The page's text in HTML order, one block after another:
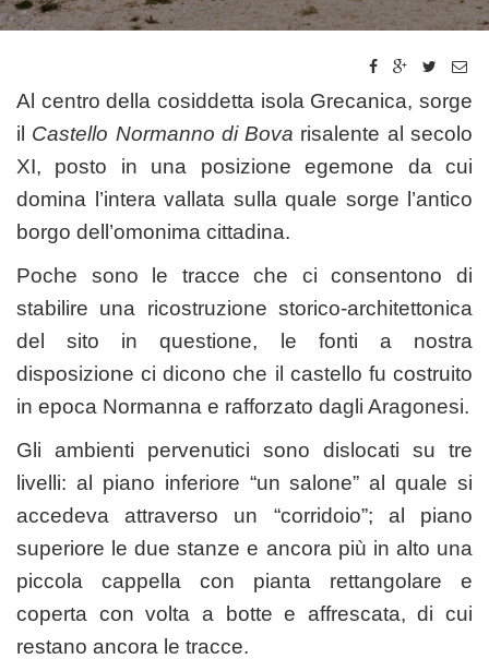
Al centro della cosiddetta isola Grecanica, sorge
il Castello Normanno di Bova risalente al secolo
XI, posto in una posizione egemone da cui
domina l’intera vallata sulla quale sorge l’antico
borgo dell’omonima cittadina.
Poche sono le tracce che ci consentono di
stabilire una ricostruzione storico-architettonica
del sito in questione, le fonti a nostra
disposizione ci dicono che il castello fu costruito
in epoca Normanna e rafforzato dagli Aragonesi.
Gli ambienti pervenutici sono dislocati su tre
livelli: al piano inferiore “un salone” al quale si
accedeva attraverso un “corridoio”; al piano
superiore le due stanze e ancora più in alto una
piccola cappella con pianta rettangolare e
coperta con volta a botte e affrescata, di cui
restano ancora le tracce.